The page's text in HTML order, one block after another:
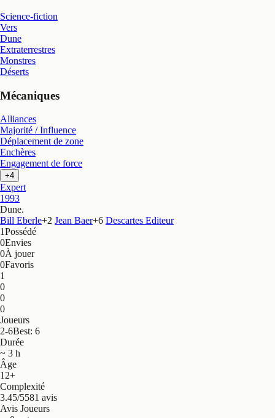
Science-fiction
Vers
Dune
Extraterrestres
Monstres
Déserts
Mécaniques
Alliances
Majorité / Influence
Déplacement de zone
Enchères
Engagement de force
+4
Expert
1993
Dune.
Bill Eberle+2 Jean Baer+6 Descartes Editeur
1Possédé
0Envies
0À jouer
0Favoris
1
0
0
0
Joueurs
2-6Best: 6
Durée
~ 3 h
Âge
12+
Complexité
3.45/5581 avis
Avis Joueurs